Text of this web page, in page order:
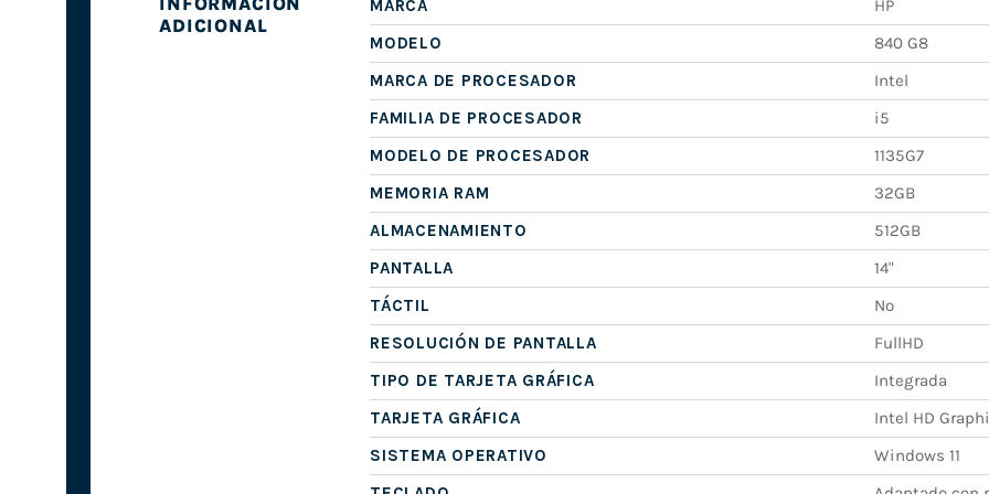
ADICIONAL
MARCA
HP
MODELO
840 G8
MARCA DE PROCESADOR
Intel
FAMILIA DE PROCESADOR
i5
MODELO DE PROCESADOR
1135G7
MEMORIA RAM
32GB
ALMACENAMIENTO
512GB
PANTALLA
14"
TÁCTIL
No
RESOLUCIÓN DE PANTALLA
FullHD
TIPO DE TARJETA GRÁFICA
Integrada
TARJETA GRÁFICA
Intel HD
SISTEMA OPERATIVO
Windows 11